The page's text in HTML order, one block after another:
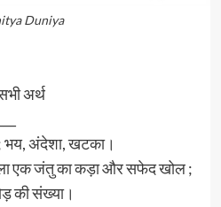
Duniya
अर्थ
अंदेशा, खटका।
एक जंतु का कड़ा और सफेद खोल ;
की संख्या।